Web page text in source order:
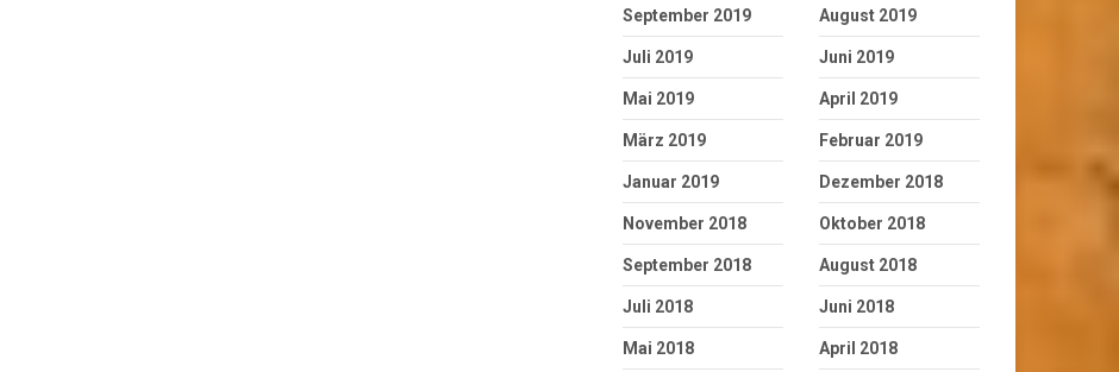
September 2019 August 2019
Juli 2019 Juni 2019
Mai 2019 April 2019
März 2019 Februar 2019
Januar 2019 Dezember 2018
November 2018 Oktober 2018
September 2018 August 2018
Juli 2018 Juni 2018
Mai 2018 April 2018